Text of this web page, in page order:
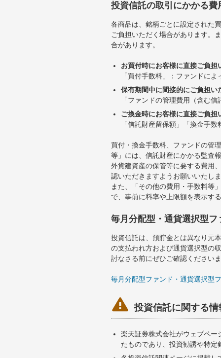
投資信託の取引にかかる費
各商品は、銘柄ごとに設定された
ご負担いただく場合があります。
合があります。
お買付時にお客様に直接ご負担
「買付手数料」：ファンドに
保有期間中に間接的にご負担い
「ファンドの管理費用（含む
ご換金時にお客様に直接ご負担
「信託財産留保額」「換金手
買付・換金手数料、ファンドの管
等」には、信託財産にかかる監査
外貨建資産の保管等に要する費用
認いただきますようお願いいたし
また、「その他の費用・手数料等
で、事前に料率や上限額を表示す
毎月分配型・通貨選択型
投資信託は、預貯金とは異なり元
の支払われ方および通貨選択型の
討なさる前にぜひご確認ください
毎月分配型ファンド・通貨選択型
 投資信託に関する
楽天証券株式会社がウェブペ
たものであり、投資勧誘や特